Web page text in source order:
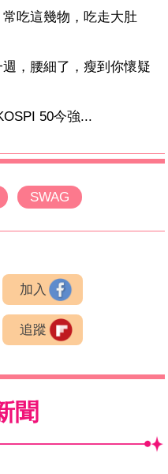
吃這幾物，吃走大肚
，腰細了，瘦到你懷疑
50今強...
SWAG
加入
追蹤
聞